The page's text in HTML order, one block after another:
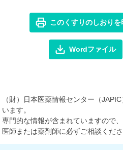
このくすりのしおりを
Wordファイル
（財）日本医薬情報センター（
います。
専門的な情報が含まれていますので
医師または薬剤師に必ずご相談くださ